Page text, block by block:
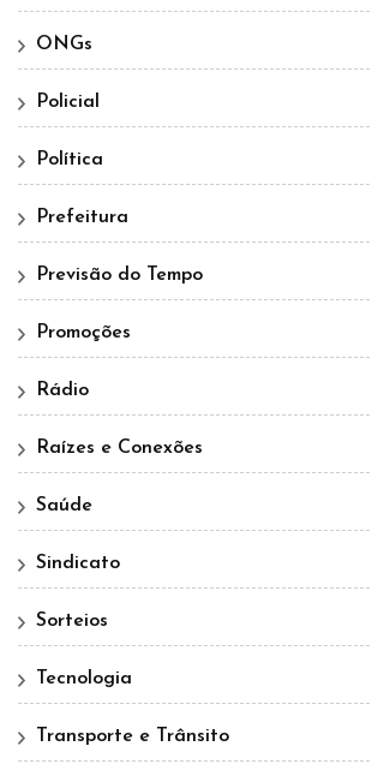
ONGs
Policial
Política
Prefeitura
Previsão do Tempo
Promoções
Rádio
Raízes e Conexões
Saúde
Sindicato
Sorteios
Tecnologia
Transporte e Trânsito